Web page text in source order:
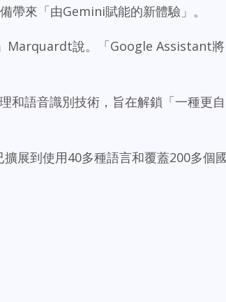
帶來「由Gemini賦能的新體驗」。
Marquardt說。「Google Assistant將
語音識別技術，旨在解鎖「一種更自
展到使用40多種語言和覆蓋200多個